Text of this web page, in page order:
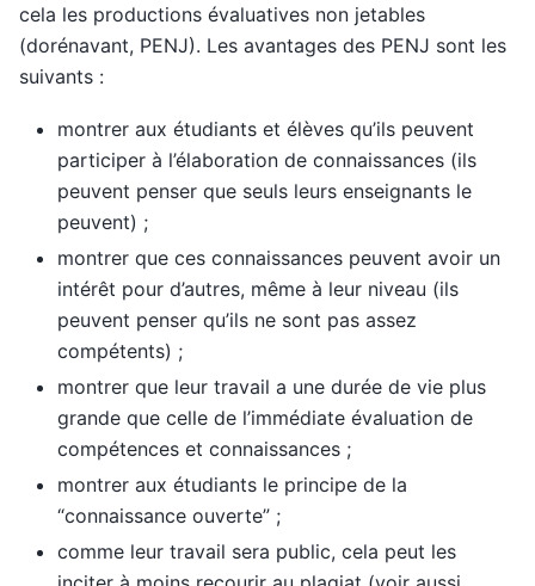
cela les productions évaluatives non jetables
(dorénavant, PENJ). Les avantages des PENJ sont les
suivants :
montrer aux étudiants et élèves qu’ils peuvent
participer à l’élaboration de connaissances (ils
peuvent penser que seuls leurs enseignants le
peuvent) ;
montrer que ces connaissances peuvent avoir un
intérêt pour d’autres, même à leur niveau (ils
peuvent penser qu’ils ne sont pas assez
compétents) ;
montrer que leur travail a une durée de vie plus
grande que celle de l’immédiate évaluation de
compétences et connaissances ;
montrer aux étudiants le principe de la
“connaissance ouverte” ;
comme leur travail sera public, cela peut les